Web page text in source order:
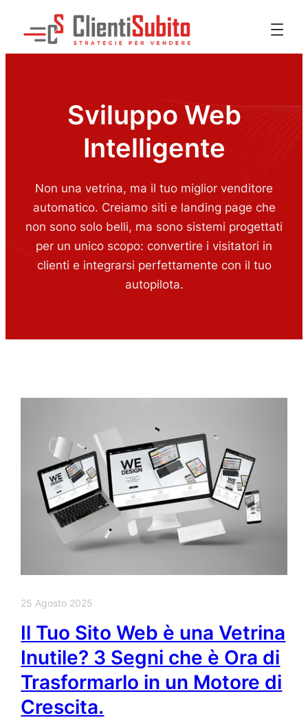
Sviluppo Web
Intelligente
Non una vetrina, ma il tuo miglior venditore
automatico. Creiamo siti e landing page che
non sono solo belli, ma sono sistemi progettati
per un unico scopo: convertire i visitatori in
clienti e integrarsi perfettamente con il tuo
autopilota.
25 Agosto 2025
Il Tuo Sito Web è una Vetrina
Inutile? 3 Segni che è Ora di
Trasformarlo in un Motore di
Crescita.